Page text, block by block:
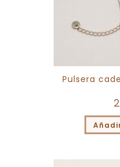
Pulsera